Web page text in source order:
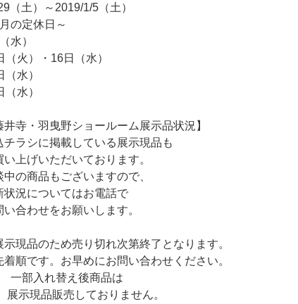
（土）～2019/1/5（土）
の定休日～
水）
（火）・16日（水）
（水）
（水）
井寺・羽曳野ショールーム展示品状況】
チラシに掲載している展示現品も
い上げいただいております。
中の商品もございますので、
状況についてはお電話で
い合わせをお願いします。
現品のため売り切れ次第終了となります。
順です。お早めにお問い合わせください。
部入れ替え後商品は
現品販売しておりません。